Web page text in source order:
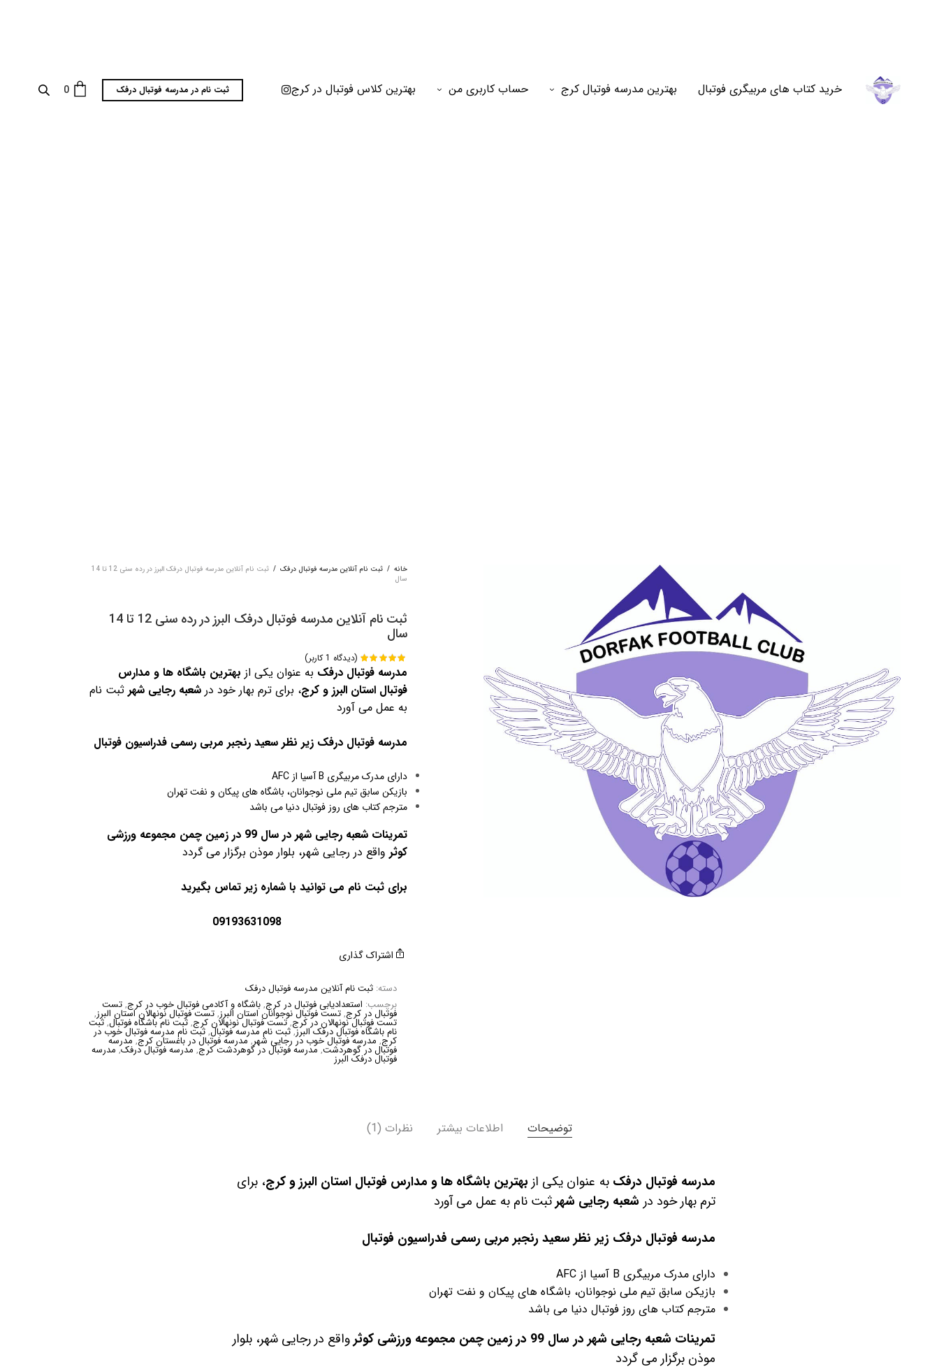
خرید کتاب های مربیگری فوتبال بهترین مدرسه فوتبال کرج حساب کاربری من بهترین کلاس فوتبال در کرج ثبت نام در مدرسه فوتبال درفک 0
خانه / ثبت نام آنلاین مدرسه فوتبال درفک /
ثبت نام آنلاین مدرسه فوتبال درفک البرز در رده سنی 12 تا 14
سال
ثبت نام آنلاین مدرسه فوتبال درفک البرز در رده سنی 12 تا 14
سال
امتیازدهی
از 5 در
1
امتیازدهی
مشتری
(دیدگاه 1کاربر)
مدرسه فوتبال درفک به عنوان یکی از بهترین باشگاه ها و مدارس
فوتبال استان البرز و کرج، برای ترم بهار خود درشعبه رجایی شهر ثبت نام
به عمل می آورد
مدرسه فوتبال درفک زیر نظر سعید رنجبر مربی رسمی فدراسیون فوتبال
دارای مدرک مربیگری B آسیا از AFC
بازیکن سابق تیم ملی نوجوانان، باشگاه های پیکان و نفت تهران
مترجم کتاب های روز فوتبال دنیا می باشد
تمرینات شعبه رجایی شهر در سال 99 در زمین چمن مجموعه ورزشی
کوثر واقع در رجایی شهر، بلوار موذن برگزار می گردد
برای ثبت نام می توانید با شماره زیر تماس بگیرید
09193631098
اشتراک گذاری
دسته:ثبت نام آنلاین مدرسه فوتبال درفک
برچسب: استعدادیابی فوتبال در کرج,باشگاه و آکادمی فوتبال خوب در کرج,تست
فوتبال در کرج,تست فوتبال نوجوانان استان البرز,تست فوتبال نونهالان استان البرز,
تست فوتبال نونهالان در کرج,تست فوتبال نونهالان کرج,ثبت نام باشگاه فوتبال,ثبت
نام باشگاه فوتبال درفک البرز,ثبت نام مدرسه فوتبال,ثبت نام مدرسه فوتبال خوب در
کرج, مدرسه فوتبال خوب در رجایی شهر,مدرسه فوتبال در باغستان کرج,مدرسه
فوتبال در گوهردشت, مدرسه فوتبال در گوهردشت کرج, مدرسه فوتبال درفک, مدرسه
فوتبال درفک البرز
توضیحات اطلاعات بیشتر نظرات (1)
مدرسه فوتبال درفک به عنوان یکی از بهترین باشگاه ها و مدارس فوتبال استان البرز و کرج، برای
ترم بهار خود در شعبه رجایی شهرثبت نام به عمل می آورد
مدرسه فوتبال درفک زیر نظر سعید رنجبر مربی رسمی فدراسیون فوتبال
دارای مدرک مربیگری B آسیا از AFC
بازیکن سابق تیم ملی نوجوانان، باشگاه های پیکان و نفت تهران
مترجم کتاب های روز فوتبال دنیا می باشد
تمرینات شعبه رجایی شهر در سال 99 در زمین چمن مجموعه ورزشی کوثر
واقع در رجایی شهر، بلوار
موذن برگزار می گردد